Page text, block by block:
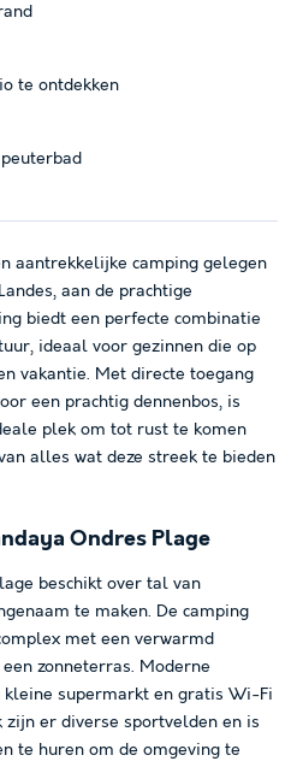
te ontdekken
aantrekkelijke camping gelegen
aan de prachtige
biedt een perfecte combinatie
ideaal voor gezinnen die op
vakantie. Met directe toegang
een prachtig dennenbos, is
plek om tot rust te komen
alles wat deze streek te bieden
Ondres Plage
beschikt over tal van
te maken. De camping
met een verwarmd
zonneterras. Moderne
supermarkt en gratis Wi-Fi
zijn er diverse sportvelden en is
te huren om de omgeving te